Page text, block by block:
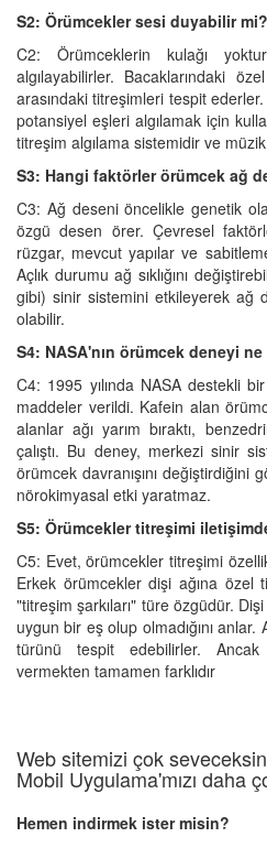
S2: Örümcekler sesi duyabilir mi?
C2: Örümceklerin kulağı
algılayabilirler. Bacaklarındaki
arasındaki titreşimleri tespit ederler.
potansiyel eşleri algılamak için
titreşim algılama sistemidir ve
S3: Hangi faktörler örümcek ağ
C3: Ağ deseni öncelikle genetik
özgü desen örer. Çevresel
rüzgar, mevcut yapılar ve
Açlık durumu ağ sıklığını
gibi) sinir sistemini etkileyerek ağ
olabilir.
S4: NASA'nın örümcek deneyi
C4: 1995 yılında NASA destekli
maddeler verildi. Kafein alan
alanlar ağı yarım bıraktı,
çalıştı. Bu deney, merkezi sinir
örümcek davranışını
nörokimyasal etki yaratmaz.
S5: Örümcekler titreşimi
C5: Evet, örümcekler titreşimi
Erkek örümcekler dişi ağına özel
"titreşim şarkıları" türe özgüdür.
uygun bir eş olup olmadığını
türünü tespit edebilirler.
vermekten tamamen farklıdır
Web sitemizi çok
Mobil Uygulama'mızı daha
Hemen indirmek ister misin?